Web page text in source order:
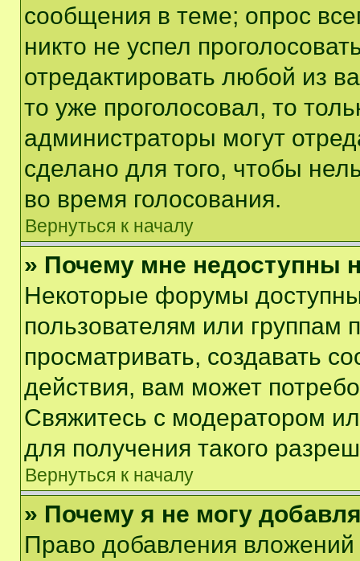
сообщения в теме; опрос
никто не успел
отредактировать любой из
то уже проголосовал, то
администраторы могут
сделано для того, чтобы
во время голосования.
Вернуться к началу
» Почему мне недоступны
Некоторые форумы
пользователям или группам
просматривать, создавать
действия, вам может
Свяжитесь с модератором
для получения такого
Вернуться к началу
» Почему я не могу
Право добавления